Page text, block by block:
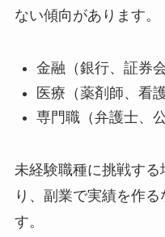
ない傾向があります。
金融（銀行、証券
医療（薬剤師、看
専門職（弁護士、
未経験職種に挑戦す
り、副業で実績を作
す。